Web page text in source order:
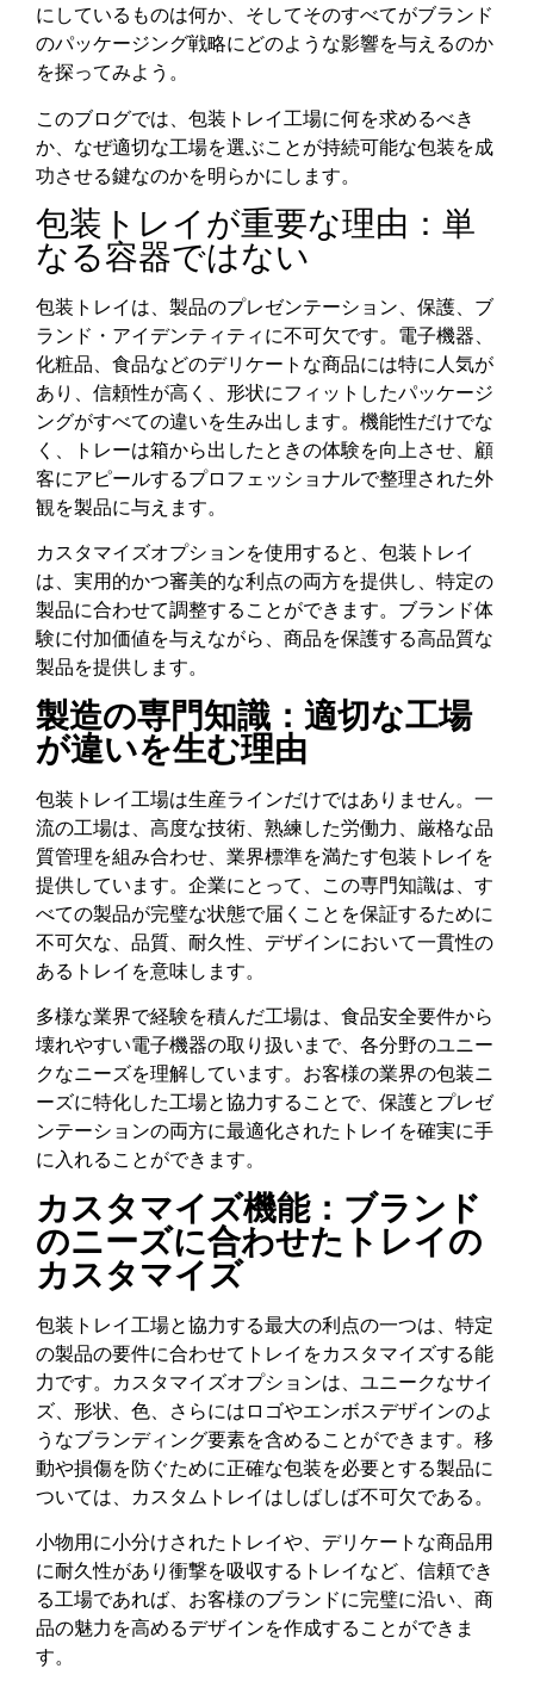
にしているものは何か、そしてそのすべてがブランド
のパッケージング戦略にどのような影響を与えるのか
を探ってみよう。
このブログでは、包装トレイ工場に何を求めるべき
か、なぜ適切な工場を選ぶことが持続可能な包装を成
功させる鍵なのかを明らかにします。
包装トレイが重要な理由：単
なる容器ではない
包装トレイは、製品のプレゼンテーション、保護、ブ
ランド・アイデンティティに不可欠です。電子機器、
化粧品、食品などのデリケートな商品には特に人気が
あり、信頼性が高く、形状にフィットしたパッケージ
ングがすべての違いを生み出します。機能性だけでな
く、トレーは箱から出したときの体験を向上させ、顧
客にアピールするプロフェッショナルで整理された外
観を製品に与えます。
カスタマイズオプションを使用すると、包装トレイ
は、実用的かつ審美的な利点の両方を提供し、特定の
製品に合わせて調整することができます。ブランド体
験に付加価値を与えながら、商品を保護する高品質な
製品を提供します。
製造の専門知識：適切な工場
が違いを生む理由
包装トレイ工場は生産ラインだけではありません。一
流の工場は、高度な技術、熟練した労働力、厳格な品
質管理を組み合わせ、業界標準を満たす包装トレイを
提供しています。企業にとって、この専門知識は、す
べての製品が完璧な状態で届くことを保証するために
不可欠な、品質、耐久性、デザインにおいて一貫性の
あるトレイを意味します。
多様な業界で経験を積んだ工場は、食品安全要件から
壊れやすい電子機器の取り扱いまで、各分野のユニー
クなニーズを理解しています。お客様の業界の包装ニ
ーズに特化した工場と協力することで、保護とプレゼ
ンテーションの両方に最適化されたトレイを確実に手
に入れることができます。
カスタマイズ機能：ブランド
のニーズに合わせたトレイの
カスタマイズ
包装トレイ工場と協力する最大の利点の一つは、特定
の製品の要件に合わせてトレイをカスタマイズする能
力です。カスタマイズオプションは、ユニークなサイ
ズ、形状、色、さらにはロゴやエンボスデザインのよ
うなブランディング要素を含めることができます。移
動や損傷を防ぐために正確な包装を必要とする製品に
ついては、カスタムトレイはしばしば不可欠である。
小物用に小分けされたトレイや、デリケートな商品用
に耐久性があり衝撃を吸収するトレイなど、信頼でき
る工場であれば、お客様のブランドに完璧に沿い、商
品の魅力を高めるデザインを作成することができま
す。